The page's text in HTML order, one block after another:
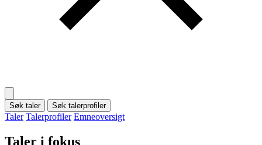
Søk taler Søk talerprofiler
Taler Talerprofiler Emneoversigt
Taler i fokus